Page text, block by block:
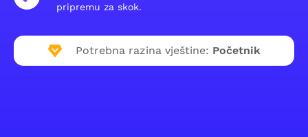
pripremu za skok.
Potrebna razina vještine: Početnik